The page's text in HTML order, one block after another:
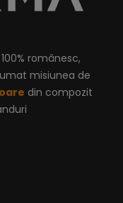
românesc,
misiunea de
din compozit